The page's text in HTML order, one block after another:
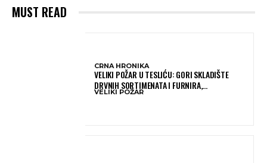
MUST READ
CRNA HRONIKA
VELIKI POŽAR U TESLIĆU: GORI SKLADIŠTE
DRVNIH SORTIMENATA I FURNIRA,
VATROGASCIMA STIŽE POMOĆ IZ VIŠE GRADOVA
VELIKI POŽAR